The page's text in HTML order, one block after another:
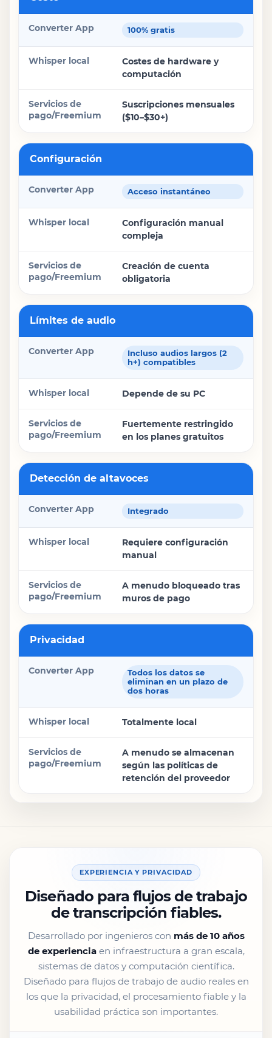
Whisper local
100% gratis
Costes de hardware y
computación
Suscripciones mensuales
($10–$30+)
Configuración
Acceso instantáneo
Configuración manual
compleja
Creación de cuenta
obligatoria
Límites de audio
Incluso audios largos (2
h+) compatibles
Depende de su PC
Fuertemente restringido
en los planes gratuitos
Detección de altavoces
Integrado
Requiere configuración
manual
A menudo bloqueado tras
muros de pago
Privacidad
Todos los datos se
eliminan en un plazo de
dos horas
Totalmente local
A menudo se almacenan
según las políticas de
retención del proveedor
EXPERIENCIA Y PRIVACIDAD
Diseñado para flujos de trabajo
de transcripción fiables.
Desarrollado por ingenieros con más de 10 años
de experienciaen infraestructura a gran escala,
sistemas de datos y computación científica.
Diseñado para flujos de trabajo de audio reales en
los que la privacidad, el procesamiento fiable y la
usabilidad práctica son importantes.